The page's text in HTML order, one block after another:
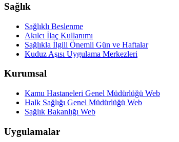
Sağlık
Sağlıklı Beslenme
Akılcı İlaç Kullanımı
Sağlıkla İlgili Önemli Gün ve Haftalar
Kuduz Aşısı Uygulama Merkezleri
Kurumsal
Kamu Hastaneleri Genel Müdürlüğü Web
Halk Sağlığı Genel Müdürlüğü Web
Sağlık Bakanlığı Web
Uygulamalar